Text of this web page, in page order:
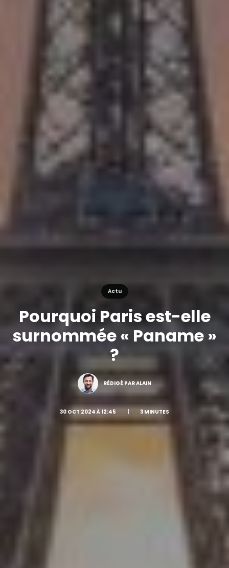
Actu
Pourquoi Paris est-elle
surnommée « Paname »
?
RÉDIGÉ PAR ALAIN
30 OCT 2024 À 12:45 | 3 MINUTES